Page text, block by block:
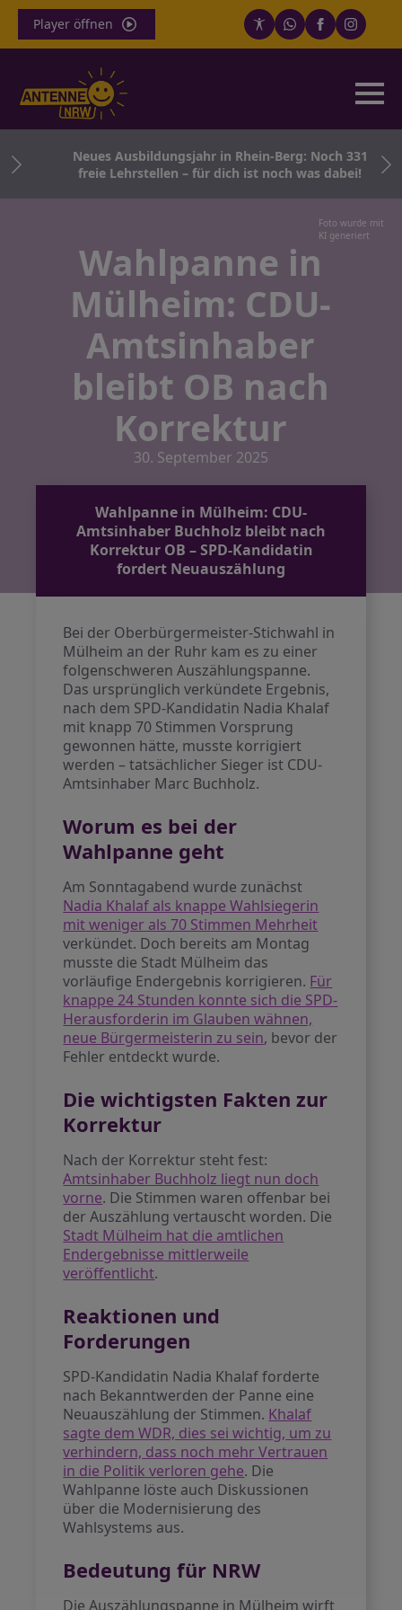
Player öffnen
Neues Ausbildungsjahr in Rhein-Berg: Noch 331
freie Lehrstellen – für dich ist noch was dabei!
Foto wurde mit
KI generiert
Wahlpanne in
Mülheim: CDU-
Amtsinhaber
bleibt OB nach
Korrektur
30. September 2025
Wahlpanne in Mülheim: CDU-
Amtsinhaber Buchholz bleibt nach
Korrektur OB – SPD-Kandidatin
fordert Neuauszählung
Bei der Oberbürgermeister-Stichwahl in
Mülheim an der Ruhr kam es zu einer
folgenschweren Auszählungspanne.
Das ursprünglich verkündete Ergebnis,
nach dem SPD-Kandidatin Nadia Khalaf
mit knapp 70 Stimmen Vorsprung
gewonnen hätte, musste korrigiert
werden – tatsächlicher Sieger ist CDU-
Amtsinhaber Marc Buchholz.
Worum es bei der
Wahlpanne geht
Am Sonntagabend wurde zunächst
Nadia Khalaf als knappe Wahlsiegerin
mit weniger als 70 Stimmen Mehrheit
verkündet. Doch bereits am Montag
musste die Stadt Mülheim das
vorläufige Endergebnis korrigieren. Für
knappe 24 Stunden konnte sich die SPD-
Herausforderin im Glauben wähnen,
neue Bürgermeisterin zu sein, bevor der
Fehler entdeckt wurde.
Die wichtigsten Fakten zur
Korrektur
Nach der Korrektur steht fest:
Amtsinhaber Buchholz liegt nun doch
vorne. Die Stimmen waren offenbar bei
der Auszählung vertauscht worden. Die
Stadt Mülheim hat die amtlichen
Endergebnisse mittlerweile
veröffentlicht.
Reaktionen und
Forderungen
SPD-Kandidatin Nadia Khalaf forderte
nach Bekanntwerden der Panne eine
Neuauszählung der Stimmen. Khalaf
sagte dem WDR, dies sei wichtig, um zu
verhindern, dass noch mehr Vertrauen
in die Politik verloren gehe. Die
Wahlpanne löste auch Diskussionen
über die Modernisierung des
Wahlsystems aus.
Bedeutung für NRW
Die Auszählungspanne in Mülheim wirft